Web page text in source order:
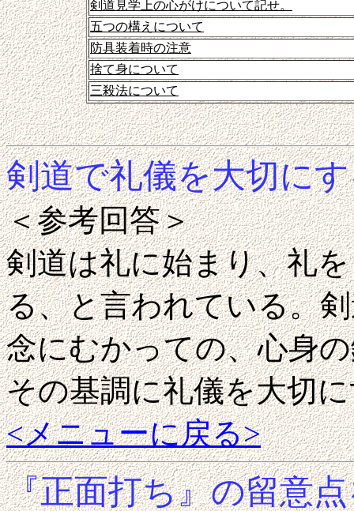
剣道見学上の心がけについて記せ。
五つの構えについて
防具装着時の注意
捨て身について
三殺法について
剣道で礼儀を大切に
＜参考回答＞
剣道は礼に始まり、礼
る、と言われている。
念にむかっての、心身
その基調に礼儀を大切
<メニューに戻る>
『正面打ち』の留意